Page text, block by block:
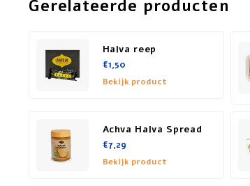
Gerelateerde producten
Halva reep
€1,50
Bekijk product
Achva Halva Spread
€7,29
Bekijk product